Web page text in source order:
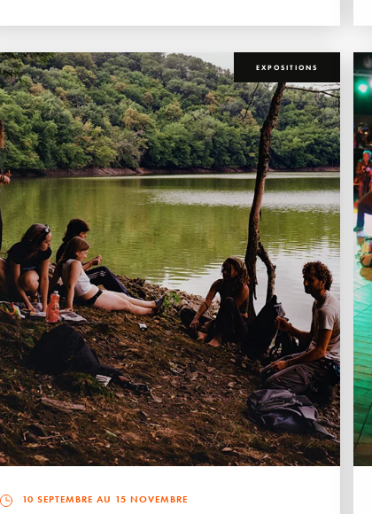
EXPOSITIONS
10 SEPTEMBRE AU 15 NOVEMBRE